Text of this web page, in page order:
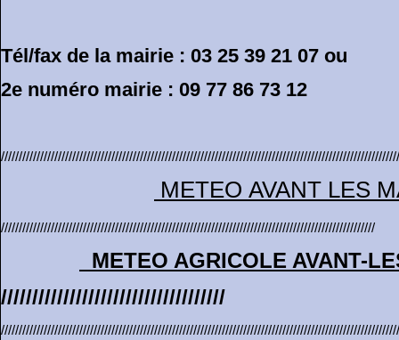
Tél/fax de la mairie : 03 25 39 21 07 ou
2e numéro mairie : 09 77 86 73 12
METEO AVANT LES
/////////////////////////////////////////////////////////////////////////////////////////////////////////
METEO AGRICOLE AVANT-
////////////////////////////////////